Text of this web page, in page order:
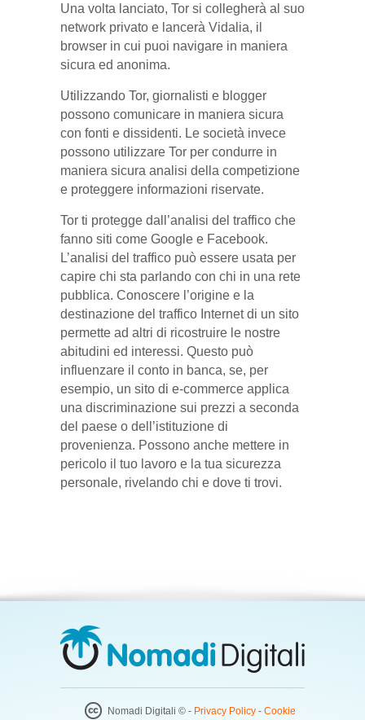
Una volta lanciato, Tor si collegherà al suo
network privato e lancerà Vidalia, il
browser in cui puoi navigare in maniera
sicura ed anonima.
Utilizzando Tor, giornalisti e blogger
possono comunicare in maniera sicura
con fonti e dissidenti. Le società invece
possono utilizzare Tor per condurre in
maniera sicura analisi della competizione
e proteggere informazioni riservate.
Tor ti protegge dall’analisi del traffico che
fanno siti come Google e Facebook.
L’analisi del traffico può essere usata per
capire chi sta parlando con chi in una rete
pubblica. Conoscere l’origine e la
destinazione del traffico Internet di un sito
permette ad altri di ricostruire le nostre
abitudini ed interessi. Questo può
influenzare il conto in banca, se, per
esempio, un sito di e-commerce applica
una discriminazione sui prezzi a seconda
del paese o dell’istituzione di
provenienza. Possono anche mettere in
pericolo il tuo lavoro e la tua sicurezza
personale, rivelando chi e dove ti trovi.
Nomadi Digitali © - Privacy Policy - Cookie